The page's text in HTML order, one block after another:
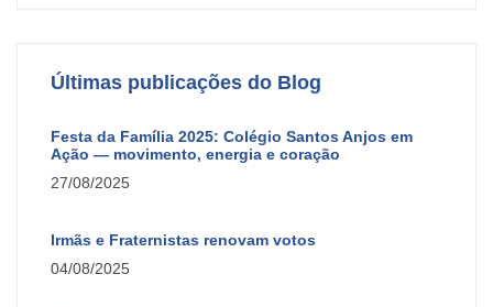
Últimas publicações do Blog
Festa da Família 2025: Colégio Santos Anjos em
Ação — movimento, energia e coração
27/08/2025
Irmãs e Fraternistas renovam votos
04/08/2025